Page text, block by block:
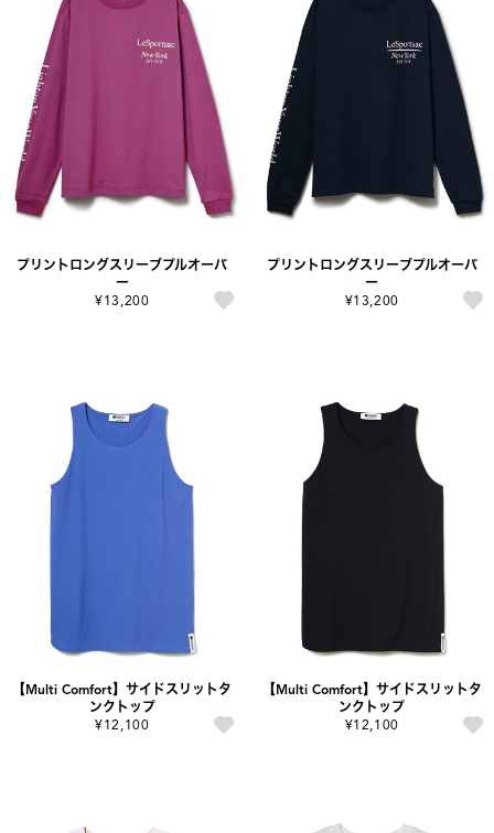
プリントロングスリーブプルオーバ
ー
¥13,200
プリントロングスリーブプルオーバ
ー
¥13,200
【Multi Comfort】サイドスリットタ
ンクトップ
¥12,100
【Multi Comfort】サイドスリットタ
ンクトップ
¥12,100